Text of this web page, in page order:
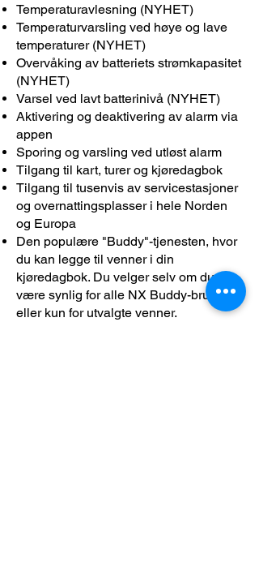
Temperaturavlesning (NYHET)
Temperaturvarsling ved høye og lave
temperaturer (NYHET)
Overvåking av batteriets strømkapasitet
(NYHET)
Varsel ved lavt batterinivå (NYHET)
Aktivering og deaktivering av alarm via
appen
Sporing og varsling ved utløst alarm
Tilgang til kart, turer og kjøredagbok
Tilgang til tusenvis av servicestasjoner
og overnattingsplasser i hele Norden
og Europa
Den populære "Buddy"-tjenesten, hvor
du kan legge til venner i din
kjøredagbok. Du velger selv om du vil
være synlig for alle NX Buddy-brukere
eller kun for utvalgte venner.